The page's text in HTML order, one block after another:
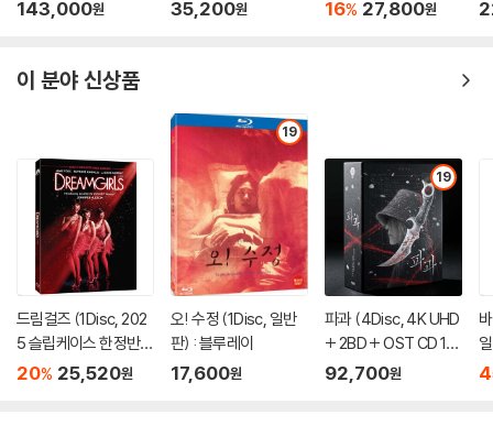
143,000원 35,200원 16% 27,800원
이 분야 신상품
드림걸즈 (1Disc, 202
5 슬립케이스 한정반 B
D) : 블루레이
20% 25,520원
19
오! 수정 (1Disc, 일반
판) : 블루레이
17,600원
19
파과 (4Disc, 4K UHD
+ 2BD + OST CD 15
00장 한정 스틸북 한정
92,700원